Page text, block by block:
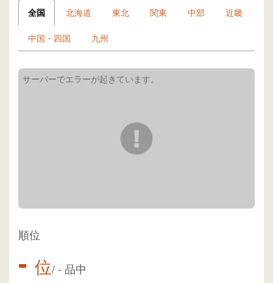
全国 北海道 東北 関東 中部 近畿
中国・四国 九州
順位
- 位/- 品中